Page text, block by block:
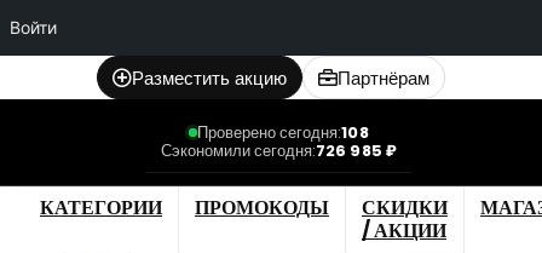
Войти
Разместить акцию Партнёрам
Проверено сегодня:108
Сэкономили сегодня:726 985 ₽
КАТЕГОРИИ ПРОМОКОДЫ
СКИДКИ
/ АКЦИИ